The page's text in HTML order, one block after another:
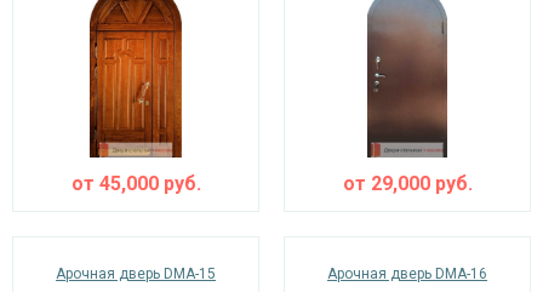
от 45,000руб. от 29,000руб.
Арочная дверь DMA-15 Арочная дверь DMA-16